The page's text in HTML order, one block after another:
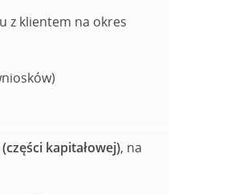
z klientem na okres
kapitałowej), na